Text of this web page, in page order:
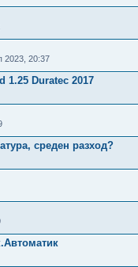
2023, 20:37
1.25 Duratec 2017
среден разход?